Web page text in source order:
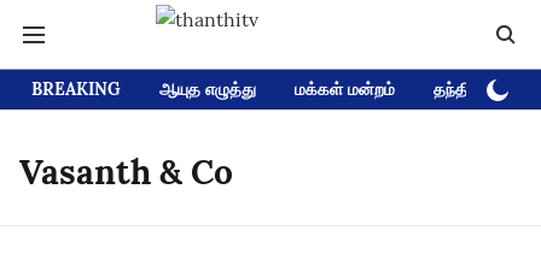
BREAKING ஆயுத எழுத்து மக்கள் மன்றம் தந்தி டிவி
Vasanth & Co